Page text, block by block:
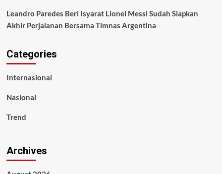
Leandro Paredes Beri Isyarat Lionel Messi Sudah Siapkan
Akhir Perjalanan Bersama Timnas Argentina
Categories
Internasional
Nasional
Trend
Archives